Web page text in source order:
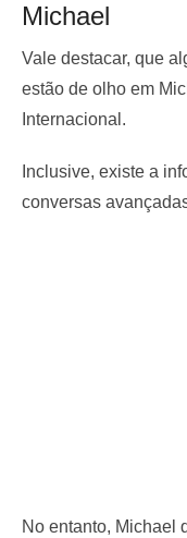
Michael
Vale destacar, que
estão de olho em
Internacional.
Inclusive, existe a
conversas
No entanto, Michael